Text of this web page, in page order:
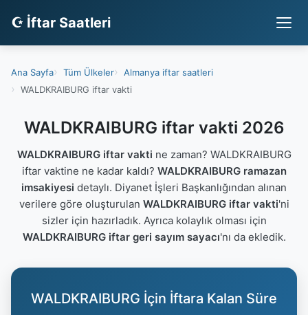
☪ İftar Saatleri
Ana Sayfa Tüm Ülkeler
Almanya iftar saatleri
WALDKRAIBURG iftar vakti
WALDKRAIBURG iftar vakti 2026
WALDKRAIBURG iftar vakti ne zaman? WALDKRAIBURG
iftar vaktine ne kadar kaldı? WALDKRAIBURG ramazan
imsakiyesi detaylı. Diyanet İşleri Başkanlığından alınan
verilere göre oluşturulan WALDKRAIBURG iftar vakti'ni
sizler için hazırladık. Ayrıca kolaylık olması için
WALDKRAIBURG iftar geri sayım sayacı'nı da ekledik.
WALDKRAIBURG İçin İftara Kalan Süre